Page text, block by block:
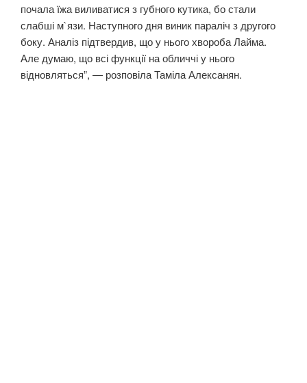
почала їжа виливатися з губного кутика, бо стали
слабші м`язи. Наступного дня виник параліч з другого
боку. Аналіз підтвердив, що у нього хвороба Лайма.
Але думаю, що всі функції на обличчі у нього
відновляться”, — розповіла Таміла Алексанян.